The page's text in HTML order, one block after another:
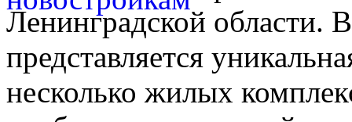
Ленинградской области.
представляется
несколько жилых